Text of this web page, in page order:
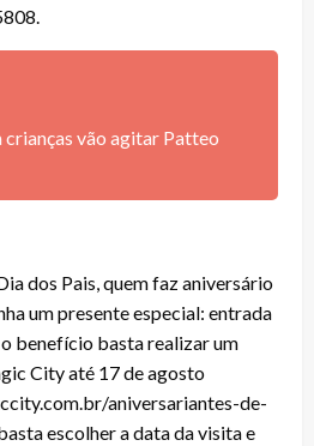
crianças vão agitar Patteo
dos Pais, quem faz aniversário
um presente especial: entrada
benefício basta realizar um
City até 17 de agosto
aniversariantes-de-
escolher a data da visita e